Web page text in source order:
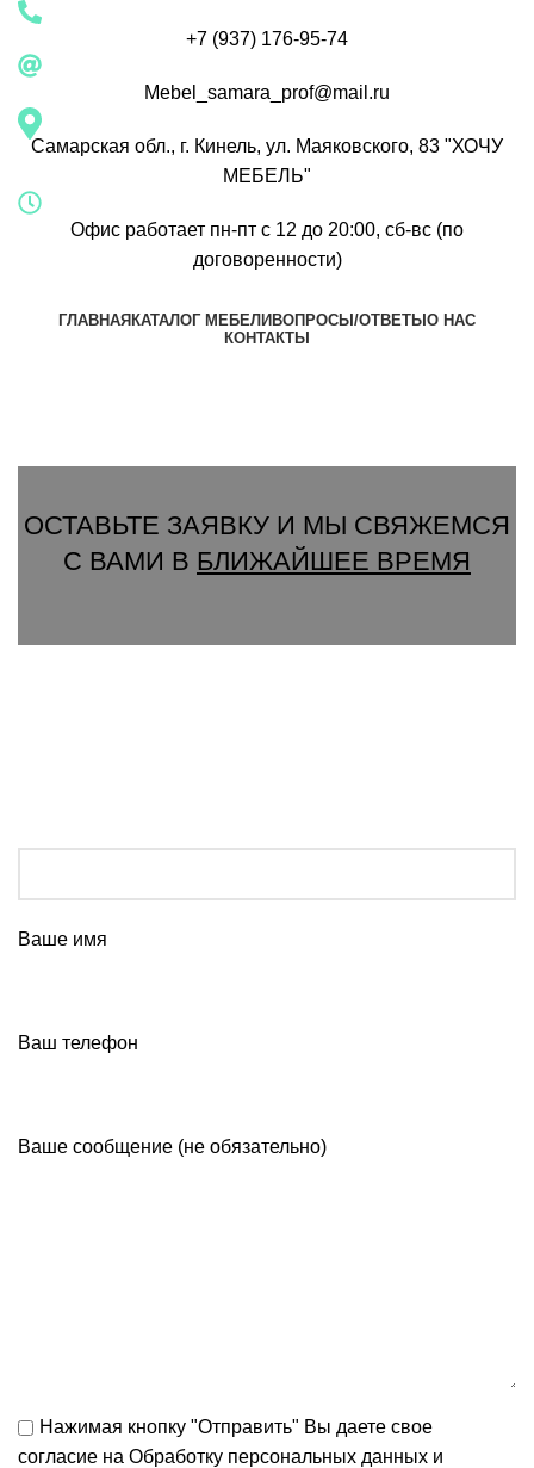
+7 (937) 176-95-74
Mebel_samara_prof@mail.ru
Самарская обл., г. Кинель, ул. Маяковского, 83 "ХОЧУ
МЕБЕЛЬ"
Офис работает пн-пт с 12 до 20:00, сб-вс (по
договоренности)
ГЛАВНАЯ КАТАЛОГ МЕБЕЛИ ВОПРОСЫ/ОТВЕТЫ О НАС
КОНТАКТЫ
ОСТАВЬТЕ ЗАЯВКУ И МЫ СВЯЖЕМСЯ
С ВАМИ В БЛИЖАЙШЕЕ ВРЕМЯ
Ваше имя
Ваш телефон
Ваше сообщение (не обязательно)
Нажимая кнопку "Отправить" Вы даете свое
согласие на Обработку персональных данных и